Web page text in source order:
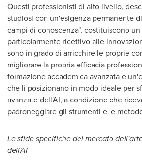
Questi professionisti di alto livello,
studiosi con un'esigenza permanente
campi di conoscenza", costituiscono
particolarmente ricettivo alle
sono in grado di arricchire le proprie
migliorare la propria efficacia
formazione accademica avanzata e
che li posizionano in modo ideale per
avanzate dell'AI, a condizione che
padroneggiare gli strumenti e le
Le sfide specifiche del mercato
dell'AI